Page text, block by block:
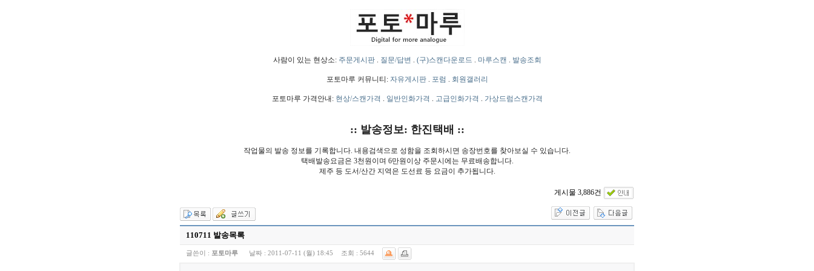
사람이 있는 현상소: 주문게시판. 질문/답변 . (구)스캔다운로드 . 마루스캔 . 발송조회
포토마루 커뮤니티: 자유게시판. 포럼 . 회원갤러리
포토마루 가격안내: 현상/스캔가격 . 일반인화가격 . 고급인화가격 . 가상드럼스캔가격
:: 발송정보: 한진택배 ::
작업물의 발송 정보를 기록합니다. 내용검색으로 성함을 조회하시면 송장번호를 찾아보실 수 있습니다.
택배발송요금은 3천원이며 6만원이상 주문시에는 무료배송합니다.
제주 등 도서/산간 지역은 도선료 등 요금이 추가됩니다.
게시물 3,886건
110711 발송목록
글쓴이 : 포토마루 날짜 : 2011-07-11 (월) 18:45 조회 : 5644